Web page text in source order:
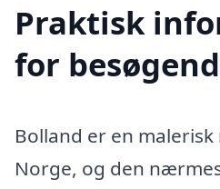
Praktisk
for
Bolland er en
Norge, og den